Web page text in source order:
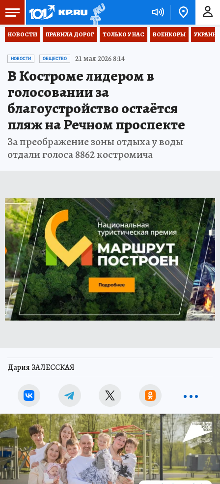
НОВОСТИ ПРАВИЛА ДОРОГ ТОЛЬКО У НАС ВОЕНКОРЫ
НОВОСТИ ОБЩЕСТВО 21 мая 2026 8:14
В Костроме лидером в
голосовании за
благоустройство остаётся
пляж на Речном проспекте
За преображение зоны отдыха у воды
отдали голоса 8862 костромича
Дария ЗАЛЕССКАЯ